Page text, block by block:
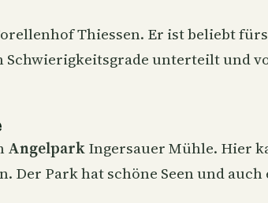
Thiessen. Er ist beliebt fürs
Schwierigkeitsgrade unterteilt und
AngelparkIngersauer Mühle. Hier
Der Park hat schöne Seen und auch